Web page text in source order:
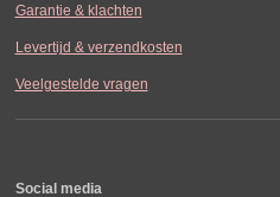
Garantie & klachten
Levertijd & verzendkosten
Veelgestelde vragen
Social media